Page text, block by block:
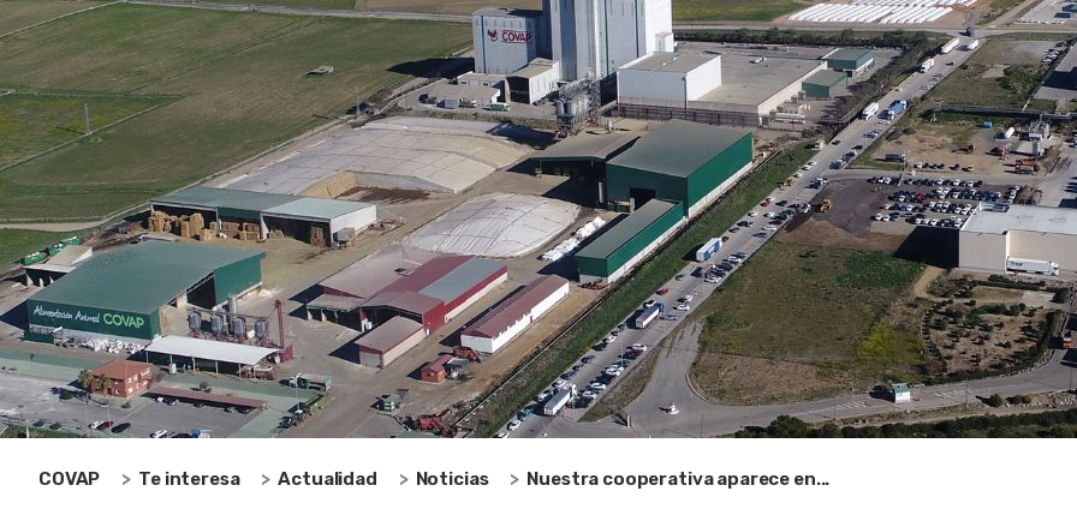
COVAP Te interesa Actualidad Noticias Nuestra cooperativa aparece en...